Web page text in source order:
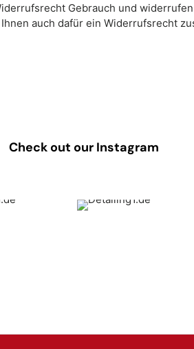
Gebrauch und
auch dafür ein Widerrufsrecht
Check out our Instagram